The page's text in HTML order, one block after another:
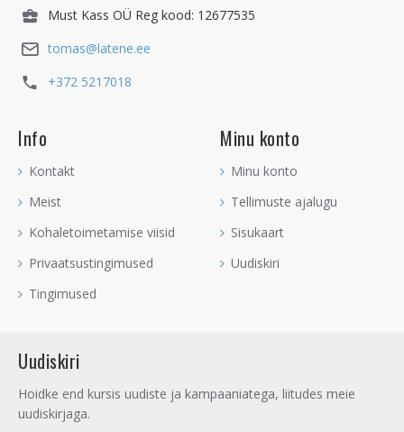
Must Kass OÜ Reg kood: 12677535
tomas@latene.ee
+372 5217018
Info
Kontakt
Meist
Kohaletoimetamise viisid
Privaatsustingimused
Tingimused
Minu konto
Minu konto
Tellimuste ajalugu
Sisukaart
Uudiskiri
Uudiskiri
Hoidke end kursis uudiste ja kampaaniatega, liitudes meie
uudiskirjaga.